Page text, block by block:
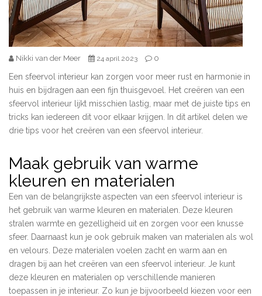
Nikki van der Meer 24 april 2023 0
Een sfeervol interieur kan zorgen voor meer rust en harmonie in
huis en bijdragen aan een fijn thuisgevoel. Het creëren van een
sfeervol interieur lijkt misschien lastig, maar met de juiste tips en
tricks kan iedereen dit voor elkaar krijgen. In dit artikel delen we
drie tips voor het creëren van een sfeervol interieur.
Maak gebruik van warme
kleuren en materialen
Een van de belangrijkste aspecten van een sfeervol interieur is
het gebruik van warme kleuren en materialen. Deze kleuren
stralen warmte en gezelligheid uit en zorgen voor een knusse
sfeer. Daarnaast kun je ook gebruik maken van materialen als wol
en velours. Deze materialen voelen zacht en warm aan en
dragen bij aan het creëren van een sfeervol interieur. Je kunt
deze kleuren en materialen op verschillende manieren
toepassen in je interieur. Zo kun je bijvoorbeeld kiezen voor een